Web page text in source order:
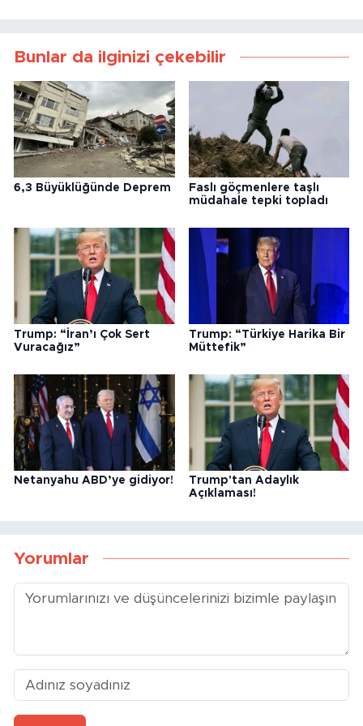
Bunlar da ilginizi çekebilir
6,3 Büyüklüğünde Deprem
Faslı göçmenlere taşlı
müdahale tepki topladı
Trump: “İran’ı Çok Sert
Vuracağız”
Trump: “Türkiye Harika Bir
Müttefik”
Netanyahu ABD’ye gidiyor!
Trump'tan Adaylık
Açıklaması!
Yorumlar